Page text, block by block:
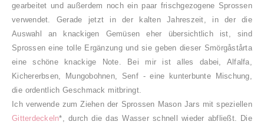
gearbeitet und außerdem noch ein paar frischgezogene Sprossen
verwendet. Gerade jetzt in der kalten Jahreszeit, in der die
Auswahl an knackigen Gemüsen eher übersichtlich ist, sind
Sprossen eine tolle Ergänzung und sie geben dieser Smörgåstårta
eine schöne knackige Note. Bei mir ist alles dabei, Alfalfa,
Kichererbsen, Mungobohnen, Senf - eine kunterbunte Mischung,
die ordentlich Geschmack mitbringt.
Ich verwende zum Ziehen der Sprossen Mason Jars mit speziellen
Gitterdeckeln*, durch die das Wasser schnell wieder abfließt. Die